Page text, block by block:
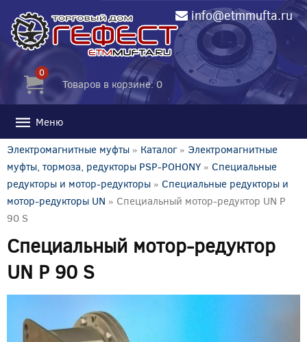
info@etmmufta.ru
0
Товаров в корзине: 0
Меню
Электромагнитные муфты » Каталог» Электромагнитные
муфты, тормоза, редукторы PSP-POHONY » Специальные
редукторы и мотор-редукторы » Специальные редукторы и
мотор-редукторы UN » Специальный мотор-редуктор UN P
90 S
Специальный мотор-редуктор
UN P 90 S